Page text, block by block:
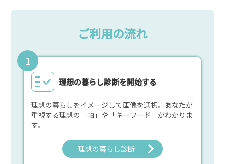
ありま
便利で、出勤とリモートワークがどちらも快
医療施設へのアクセスも良好で安心。 町の
中心には小売店やスーパーがあり、人と自然
の創出
て、関
ご利用の流れ
理想の暮らし診断を開始する
理想の暮らしをイメージして画像を選択。あなたが
重視する理想の「軸」や「キーワード」がわかりま
す。
理想の暮らし診断